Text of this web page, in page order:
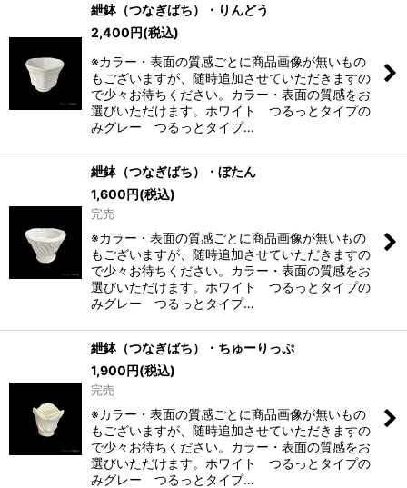
紲鉢（つなぎばち）・りんどう
2,400円(税込)
※カラー・表面の質感ごとに商品画像が無いもの
もございますが、随時追加させていただきますの
で少々お待ちください。カラー・表面の質感をお
選びいただけます。ホワイト つるっとタイプの
みグレー つるっとタイプ…
紲鉢（つなぎばち）・ぼたん
1,600円(税込)
完売
※カラー・表面の質感ごとに商品画像が無いもの
もございますが、随時追加させていただきますの
で少々お待ちください。カラー・表面の質感をお
選びいただけます。ホワイト つるっとタイプの
みグレー つるっとタイプ…
紲鉢（つなぎばち）・ちゅーりっぷ
1,900円(税込)
完売
※カラー・表面の質感ごとに商品画像が無いもの
もございますが、随時追加させていただきますの
で少々お待ちください。カラー・表面の質感をお
選びいただけます。ホワイト つるっとタイプの
みグレー つるっとタイプ…